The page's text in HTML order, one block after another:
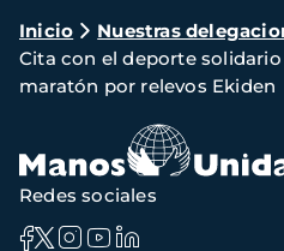
Ruta
de
navegación
Inicio Nuestras
Cita con el deporte solidario
maratón por relevos Ekiden
Redes sociales